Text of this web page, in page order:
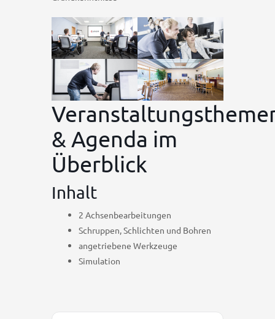
& Agenda im
Überblick
Inhalt
2 Achsenbearbeitungen
Schruppen, Schlichten und Bohren
angetriebene Werkzeuge
Simulation